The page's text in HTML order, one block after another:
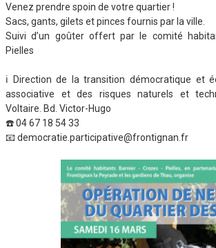
Venez prendre spoin de votre quartier !
Sacs, gants, gilets et pinces fournis par la ville.
Suivi d’un goûter offert par le comité
Pielles
ℹ️ Direction de la transition démocratique et
associative et des risques naturels et
Voltaire. Bd. Victor-Hugo
☎️ 04 67 18 54 33
📧 democratie.participative@frontignan.fr